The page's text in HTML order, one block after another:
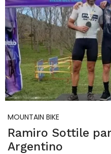
MOUNTAIN BIKE
Ramiro Sottile
Argentino